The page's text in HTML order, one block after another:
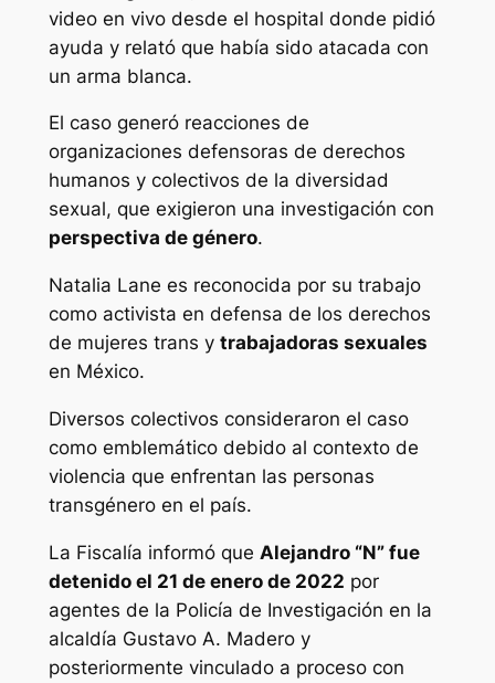
video en vivo desde el hospital donde pidió
ayuda y relató que había sido atacada con
un arma blanca.
El caso generó reacciones de
organizaciones defensoras de derechos
humanos y colectivos de la diversidad
sexual, que exigieron una investigación con
perspectiva de género.
Natalia Lane es reconocida por su trabajo
como activista en defensa de los derechos
de mujeres trans y trabajadoras sexuales
en México.
Diversos colectivos consideraron el caso
como emblemático debido al contexto de
violencia que enfrentan las personas
transgénero en el país.
La Fiscalía informó que Alejandro “N” fue
detenido el 21 de enero de 2022 por
agentes de la Policía de Investigación en la
alcaldía Gustavo A. Madero y
posteriormente vinculado a proceso con